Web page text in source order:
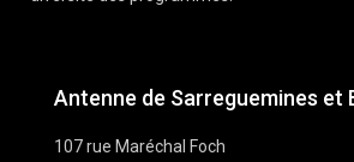
Antenne de Sarreguemines et
107 rue Maréchal Foch